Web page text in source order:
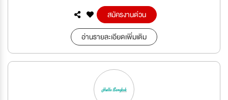
สมัครงานด่วน
อ่านรายละเอียดเพิ่มเติม